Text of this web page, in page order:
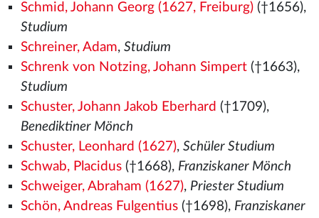
Schmid, Johann Georg (1627, Freiburg)(†1656),
Studium
Schreiner, Adam, Studium
Schrenk von Notzing, Johann Simpert(†1663),
Studium
Schuster, Johann Jakob Eberhard (†1709),
Benediktiner Mönch
Schuster, Leonhard (1627), Schüler Studium
Schwab, Placidus(†1668), Franziskaner Mönch
Schweiger, Abraham (1627), Priester Studium
Schön, Andreas Fulgentius(†1698), Franziskaner